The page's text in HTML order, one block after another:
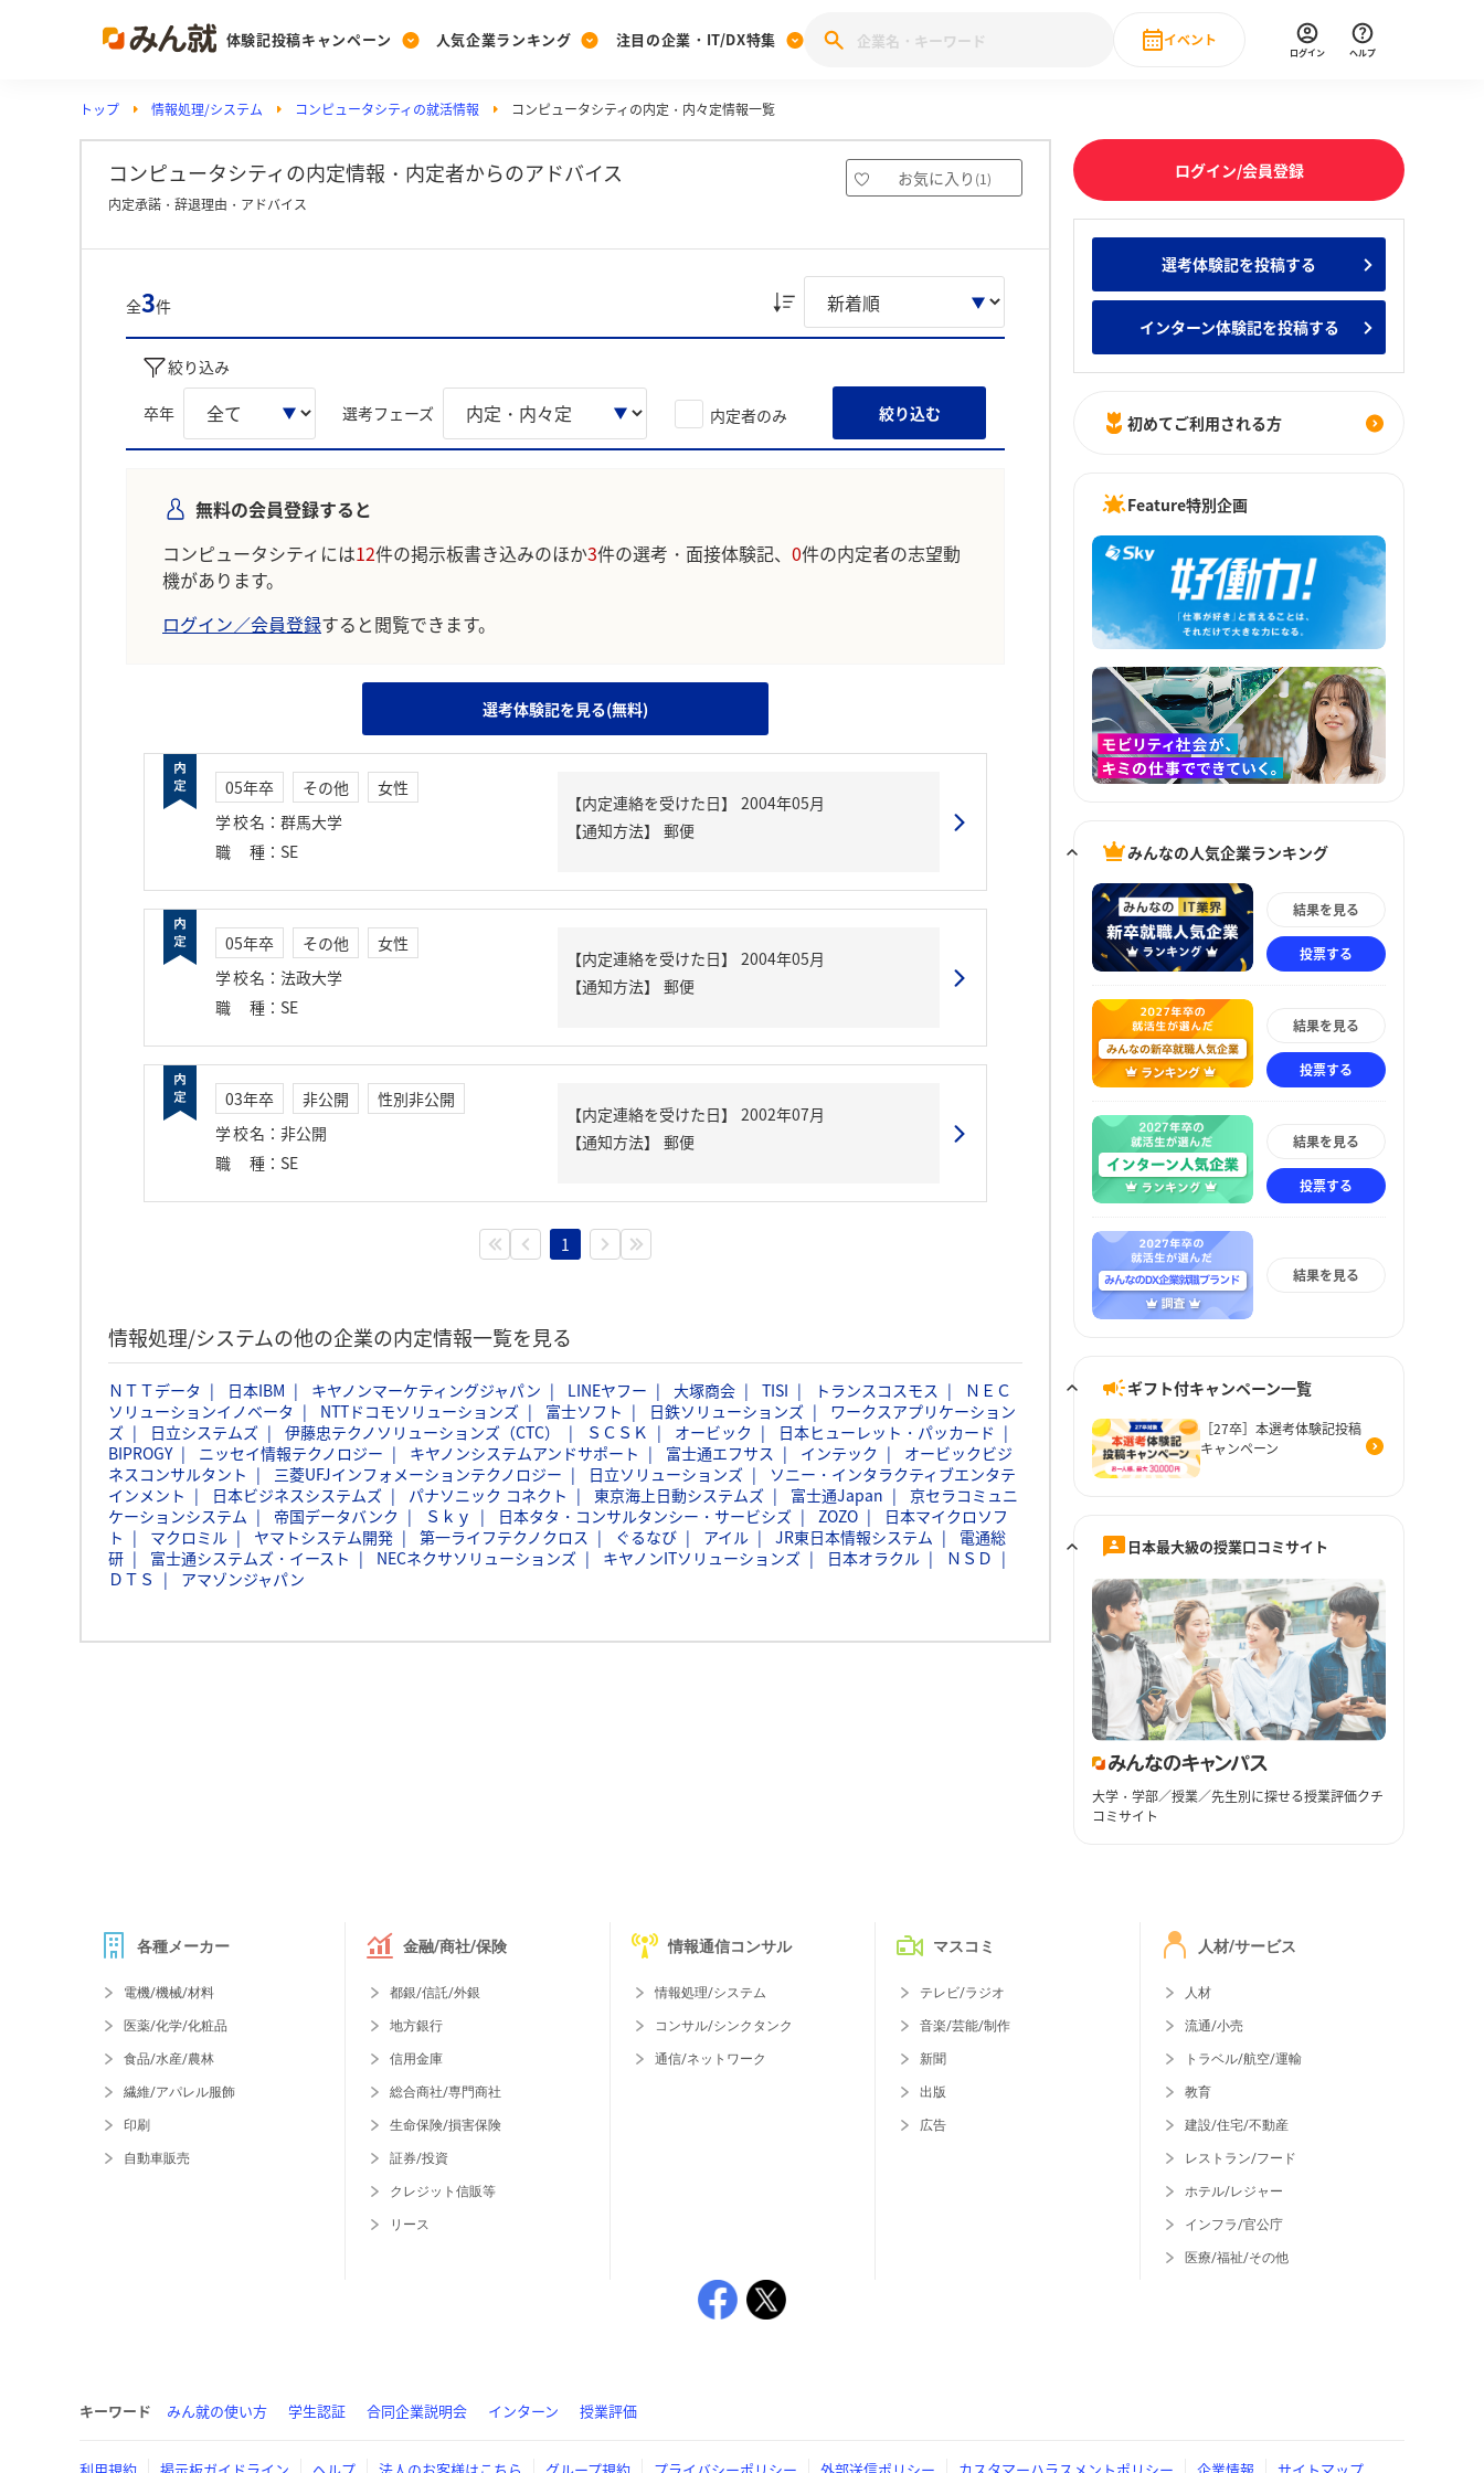
体験記投稿キャンペーン
Post
投稿する
[27卒] 本選考体験記投稿キャンペーン
人気企業ランキング
Ranking
ランキングを見る
みんなのDX企業就職ブランド調査
Vote みんなの新卒就職人気企業ランキング みんなのインターン人気企業ランキ
注目の企業・IT/DX特集
PickUp
注目の企業特集
28卒 IT・DX現場社員インタビュー
イベント
直近のイベント一覧
ログイン ヘルプ
トップ 情報処理/システム コンピュータシティの就活情報 コンピュータシティの内定・内々定情報一覧
コンピュータシティの内定情報・内定者からのアドバイス お気に入り (1)
内定承諾・辞退理由・アドバイス
全3件
絞り込み
卒年 選考フェーズ 内定者のみ 絞り込む
無料の会員登録すると
コンピュータシティには12件の掲示板書き込みのほか3件の選考・面接体験記、 0件の内定者の志望動
機があります。
ログイン／会員登録すると閲覧できます。
選考体験記を見る(無料)
05年卒 その他
女性
学校名 ： 群馬大学
職種 ： SE
【内定連絡を受けた日】
2004年05月
【通知方法】
郵便
05年卒 その他
女性
学校名 ： 法政大学
職種 ： SE
【内定連絡を受けた日】
2004年05月
【通知方法】
郵便
03年卒 非公開
性別非公開
学校名 ： 非公開
職種 ： SE
【内定連絡を受けた日】
2002年07月
【通知方法】
郵便
1
情報処理/システムの他の企業の内定情報一覧を見る
ＮＴＴデータ 日本IBM キヤノンマーケティングジャパン LINEヤフー 大塚商会 TISI トランスコスモス
ＮＥＣ
ソリューションイノベータ
NTTドコモソリューションズ 富士ソフト 日鉄ソリューションズ
ワークスアプリケーション
ズ
日立システムズ 伊藤忠テクノソリューションズ（CTC） ＳＣＳＫ オービック
日本ヒューレット・パッカード
BIPROGY
ニッセイ情報テクノロジー キヤノンシステムアンドサポート 富士通エフサス インテック
オービックビジ
ネスコンサルタント
三菱UFJインフォメーションテクノロジー 日立ソリューションズ
ソニー・インタラクティブエンタテ
インメント
日本ビジネスシステムズ パナソニック コネクト 東京海上日動システムズ 富士通Japan
京セラコミュニ
ケーションシステム
帝国データバンク Ｓｋｙ 日本タタ・コンサルタンシー・サービシズ ZOZO
日本マイクロソフ
ト
マクロミル ヤマトシステム開発 第一ライフテクノクロス ぐるなび アイル JR東日本情報システム
電通総
研
富士通システムズ・イースト NECネクサソリューションズ キヤノンITソリューションズ 日本オラクル
ＮＳＤ
ＤＴＳ
アマゾンジャパン
ログイン/会員登録
選考体験記を投稿する
インターン体験記を投稿する
初めてご利用される方
Feature特別企画
みんなの人気企業ランキング
結果を見る
投票する
結果を見る
投票する
結果を見る
投票する
結果を見る
ギフト付キャンペーン一覧
［27卒］本選考体験記投稿
キャンペーン
日本最大級の授業口コミサイト
大学・学部／授業／先生別に探せる授業評価クチ
コミサイト
各種メーカー
電機/機械/材料
医薬/化学/化粧品
食品/水産/農林
繊維/アパレル服飾
印刷
自動車販売
金融/商社/保険
都銀/信託/外銀
地方銀行
信用金庫
総合商社/専門商社
生命保険/損害保険
証券/投資
クレジット信販等
リース
情報通信コンサル
情報処理/システム
コンサル/シンクタンク
通信/ネットワーク
マスコミ
テレビ/ラジオ
音楽/芸能/制作
新聞
出版
広告
人材/サービス
人材
流通/小売
トラベル/航空/運輸
教育
建設/住宅/不動産
レストラン/フード
ホテル/レジャー
インフラ/官公庁
医療/福祉/その他
キーワード みん就の使い方 学生認証 合同企業説明会 インターン 授業評価